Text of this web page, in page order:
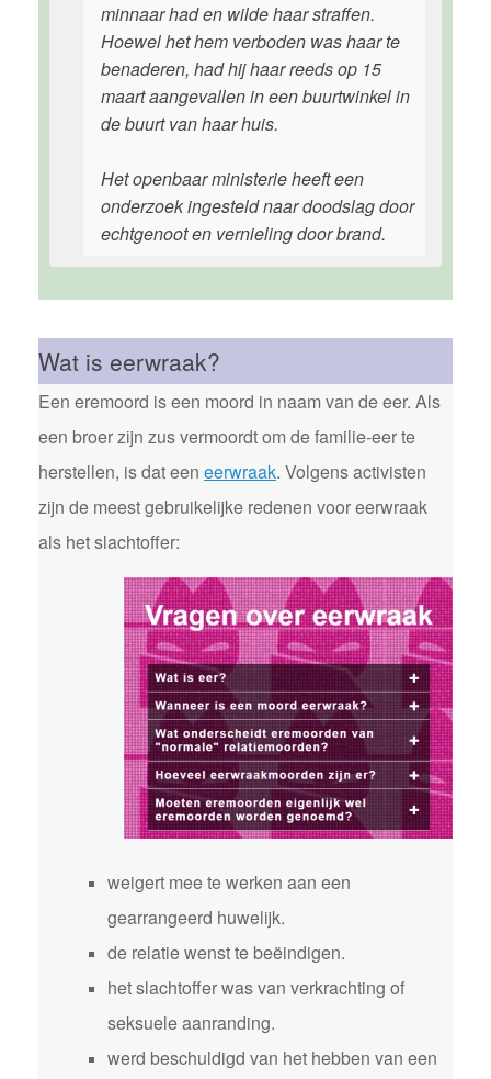
minnaar had en wilde haar straffen.
Hoewel het hem verboden was haar te
benaderen, had hij haar reeds op 15
maart aangevallen in een buurtwinkel in
de buurt van haar huis.
Het openbaar ministerie heeft een
onderzoek ingesteld naar doodslag door
echtgenoot en vernieling door brand.
Wat is eerwraak?
Een eremoord is een moord in naam van de eer. Als
een broer zijn zus vermoordt om de familie-eer te
herstellen, is dat een eerwraak. Volgens activisten
zijn de meest gebruikelijke redenen voor eerwraak
als het slachtoffer:
weigert mee te werken aan een
gearrangeerd huwelijk.
de relatie wenst te beëindigen.
het slachtoffer was van verkrachting of
seksuele aanranding.
werd beschuldigd van het hebben van een